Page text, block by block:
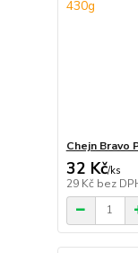
Chejn Bravo
32 Kč/ks
29 Kč bez